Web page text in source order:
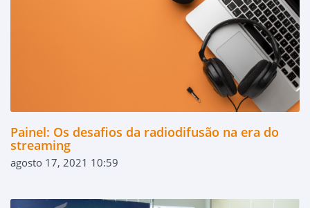
Painel: Os desafios da radiodifusão na era do
streaming
agosto 17, 2021 10:59